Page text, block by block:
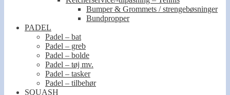
Bumper & Grommets / strengebøsninger
Bundpropper
PADEL
Padel – bat
Padel – greb
Padel – bolde
Padel – tøj mv.
Padel – tasker
Padel – tilbehør
SQUASH